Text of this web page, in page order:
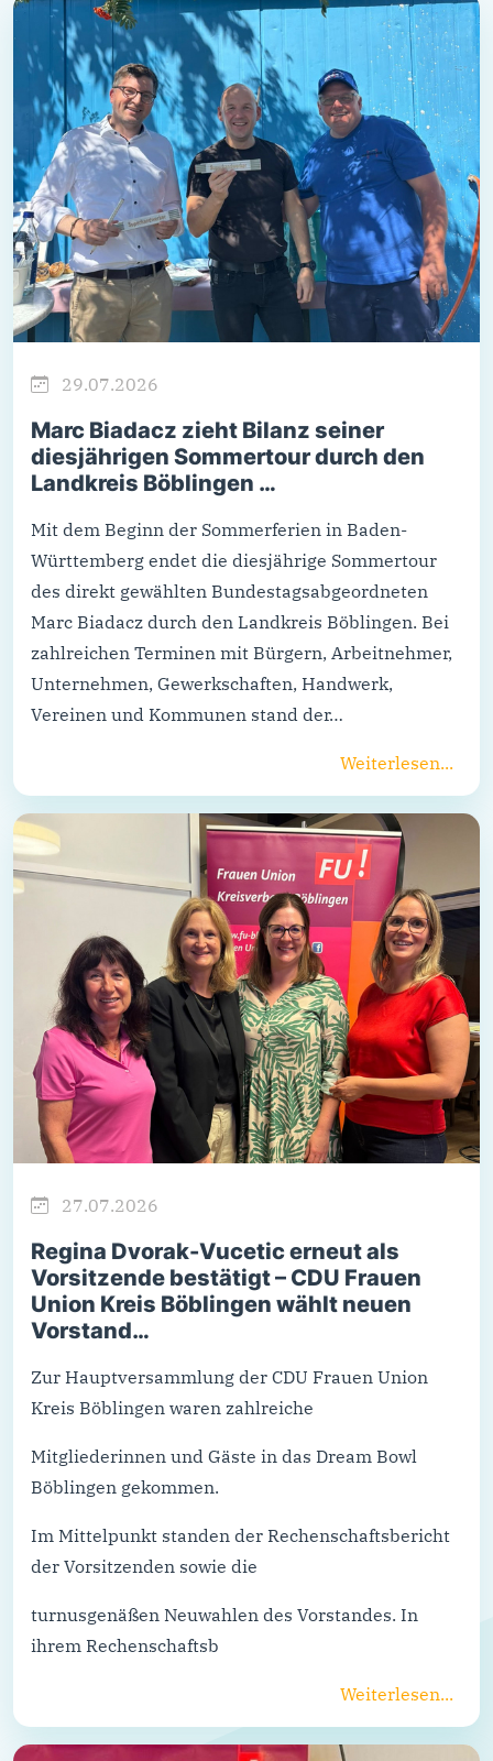
29.07.2026
Marc Biadacz zieht Bilanz seiner
diesjährigen Sommertour durch den
Landkreis Böblingen …
Mit dem Beginn der Sommerferien in Baden-
Württemberg endet die diesjährige Sommertour
des direkt gewählten Bundestagsabgeordneten
Marc Biadacz durch den Landkreis Böblingen. Bei
zahlreichen Terminen mit Bürgern, Arbeitnehmer,
Unternehmen, Gewerkschaften, Handwerk,
Vereinen und Kommunen stand der…
Weiterlesen...
27.07.2026
Regina Dvorak-Vucetic erneut als
Vorsitzende bestätigt – CDU Frauen
Union Kreis Böblingen wählt neuen
Vorstand…
Zur Hauptversammlung der CDU Frauen Union
Kreis Böblingen waren zahlreiche
Mitgliederinnen und Gäste in das Dream Bowl
Böblingen gekommen.
Im Mittelpunkt standen der Rechenschaftsbericht
der Vorsitzenden sowie die
turnusgenäßen Neuwahlen des Vorstandes. In
ihrem Rechenschaftsb
Weiterlesen...